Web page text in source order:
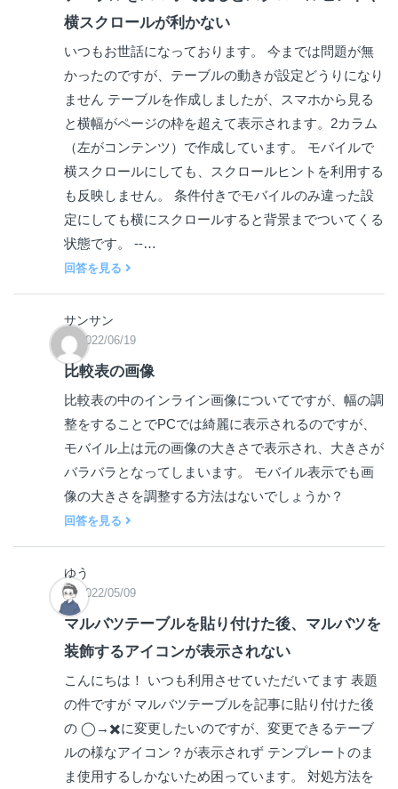
横スクロールが利かない
いつもお世話になっております。 今までは問題が無
かったのですが、テーブルの動きが設定どうりになり
ません テーブルを作成しましたが、スマホから見る
と横幅がページの枠を超えて表示されます。2カラム
（左がコンテンツ）で作成しています。 モバイルで
横スクロールにしても、スクロールヒントを利用する
も反映しません。 条件付きでモバイルのみ違った設
定にしても横にスクロールすると背景までついてくる
状態です。 --…
回答を見る
サンサン
2022/06/19
比較表の画像
比較表の中のインライン画像についてですが、幅の調
整をすることでPCでは綺麗に表示されるのですが、
モバイル上は元の画像の大きさで表示され、大きさが
バラバラとなってしまいます。 モバイル表示でも画
像の大きさを調整する方法はないでしょうか？
回答を見る
ゆう
2022/05/09
マルバツテーブルを貼り付けた後、マルバツを
装飾するアイコンが表示されない
こんにちは！ いつも利用させていただいてます 表題
の件ですが マルバツテーブルを記事に貼り付けた後
の ◯→✖️に変更したいのですが、変更できるテーブ
ルの様なアイコン？が表示されず テンプレートのま
ま使用するしかないため困っています。 対処方法を